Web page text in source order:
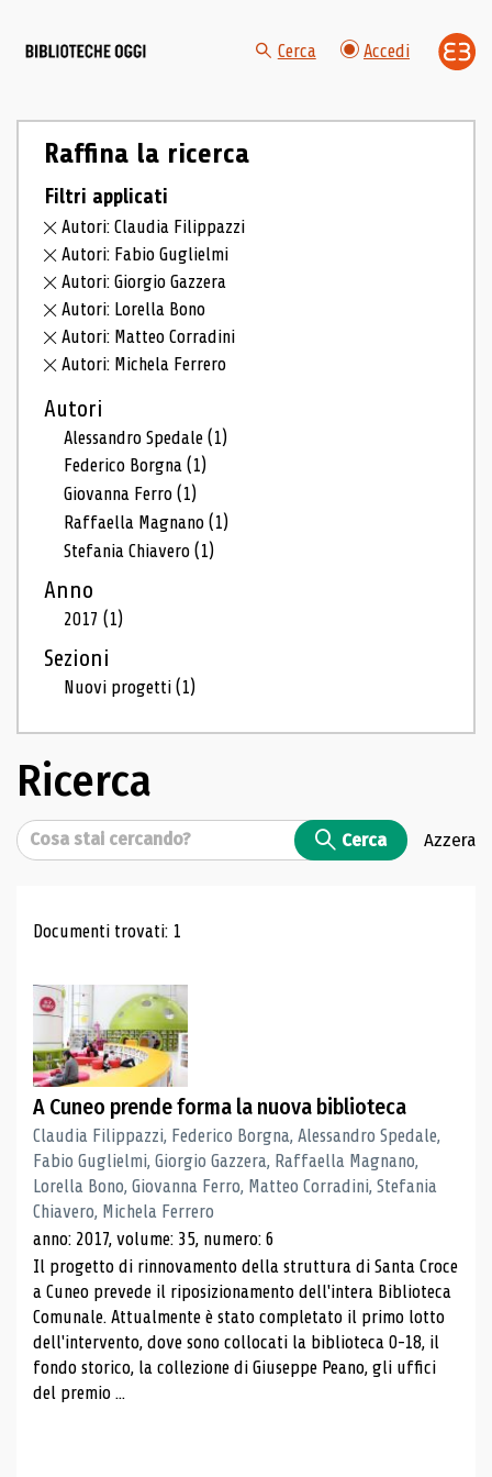
Cerca Accedi
Raffina la ricerca
Filtri applicati
Autori: Claudia Filippazzi
Autori: Fabio Guglielmi
Autori: Giorgio Gazzera
Autori: Lorella Bono
Autori: Matteo Corradini
Autori: Michela Ferrero
Autori
Alessandro Spedale(1)
Federico Borgna(1)
Giovanna Ferro(1)
Raffaella Magnano(1)
Stefania Chiavero(1)
Anno
2017(1)
Sezioni
Nuovi progetti(1)
Ricerca
Cerca Cerca Azzera
Risultati di ricerca
Documenti trovati: 1
A Cuneo prende forma la nuova biblioteca
Claudia Filippazzi, Federico Borgna, Alessandro Spedale,
Fabio Guglielmi, Giorgio Gazzera, Raffaella Magnano,
Lorella Bono, Giovanna Ferro, Matteo Corradini, Stefania
Chiavero, Michela Ferrero
anno: 2017, volume: 35, numero: 6
Il progetto di rinnovamento della struttura di Santa Croce
a Cuneo prevede il riposizionamento dell'intera Biblioteca
Comunale. Attualmente è stato completato il primo lotto
dell'intervento, dove sono collocati la biblioteca 0-18, il
fondo storico, la collezione di Giuseppe Peano, gli uffici
del premio ...